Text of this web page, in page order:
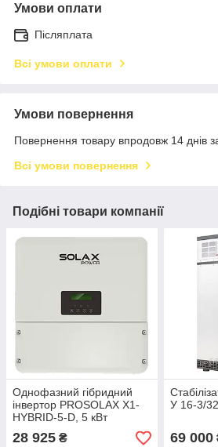
Умови оплати
Післяплата
Всі умови оплати
Умови повернення
Повернення товару впродовж 14 днів
Всі умови повернення
Подібні товари компанії
Однофазний гібридний
інвертор PROSOLAX X1-
HYBRID-5-D, 5 кВт
28 925 ₴
У 16-3/
69 000